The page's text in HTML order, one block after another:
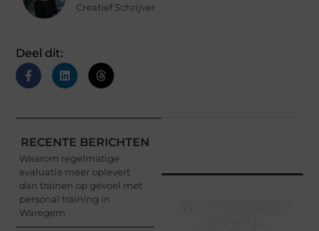
Creatief Schrijver
Deel dit:
RECENTE BERICHTEN
Waarom regelmatige
evaluatie meer oplevert
dan trainen op gevoel met
personal training in
Waregem